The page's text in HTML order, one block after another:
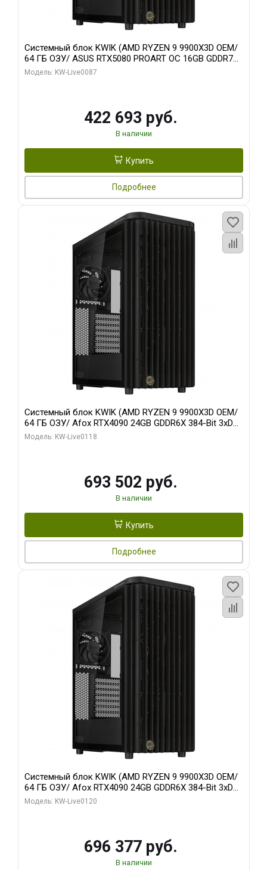
Системный блок KWIK (AMD RYZEN 9 9900X3D OEM/
64 ГБ ОЗУ/ ASUS RTX5080 PROART OC 16GB GDDR7
256bit Type-C DP 2/ 1 ТБ SSD)
Модель: KW-Live0087
422 693 руб.
В наличии
Купить
Подробнее
Системный блок KWIK (AMD RYZEN 9 9900X3D OEM/
64 ГБ ОЗУ/ Afox RTX4090 24GB GDDR6X 384-Bit 3xDP
HDMI ATX Turbo/ 960 ГБ SSD)
Модель: KW-Live0118
693 502 руб.
В наличии
Купить
Подробнее
Системный блок KWIK (AMD RYZEN 9 9900X3D OEM/
64 ГБ ОЗУ/ Afox RTX4090 24GB GDDR6X 384-Bit 3xDP
HDMI ATX Turbo/ 1 ТБ SSD)
Модель: KW-Live0120
696 377 руб.
В наличии